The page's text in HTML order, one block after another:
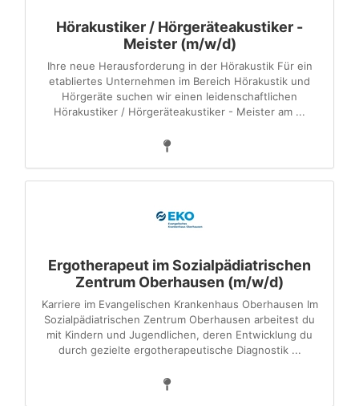
Hörakustiker / Hörgeräteakustiker -
Meister (m/w/d)
Ihre neue Herausforderung in der Hörakustik Für ein
etabliertes Unternehmen im Bereich Hörakustik und
Hörgeräte suchen wir einen leidenschaftlichen
Hörakustiker / Hörgeräteakustiker - Meister am ...
Ergotherapeut im Sozialpädiatrischen
Zentrum Oberhausen (m/w/d)
Karriere im Evangelischen Krankenhaus Oberhausen Im
Sozialpädiatrischen Zentrum Oberhausen arbeitest du
mit Kindern und Jugendlichen, deren Entwicklung du
durch gezielte ergotherapeutische Diagnostik ...